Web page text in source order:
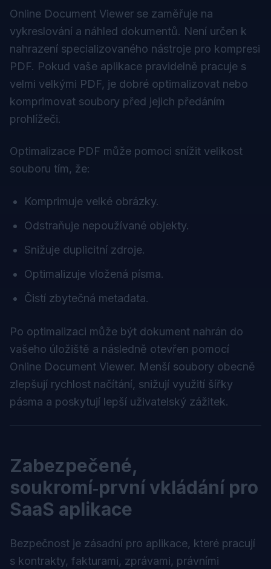
Online Document Viewer se zaměřuje na
vykreslování a náhled dokumentů. Není určen k
nahrazení specializovaného nástroje pro kompresi
PDF. Pokud vaše aplikace pravidelně pracuje s
velmi velkými PDF, je dobré optimalizovat nebo
komprimovat soubory před jejich předáním
prohlížeči.
Optimalizace PDF může pomoci snížit velikost
souboru tím, že:
Komprimuje velké obrázky.
Odstraňuje nepoužívané objekty.
Snižuje duplicitní zdroje.
Optimalizuje vložená písma.
Čistí zbytečná metadata.
Po optimalizaci může být dokument nahrán do
vašeho úložiště a následně otevřen pomocí
Online Document Viewer. Menší soubory obecně
zlepšují rychlost načítání, snižují využití šířky
pásma a poskytují lepší uživatelský zážitek.
Zabezpečené,
soukromí‑první vkládání pro
SaaS aplikace
Bezpečnost je zásadní pro aplikace, které pracují
s kontrakty, fakturami, zprávami, právními